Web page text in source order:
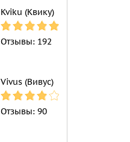
Kviku (Квику)
Отзывы: 192
Vivus (Вивус)
Отзывы: 90